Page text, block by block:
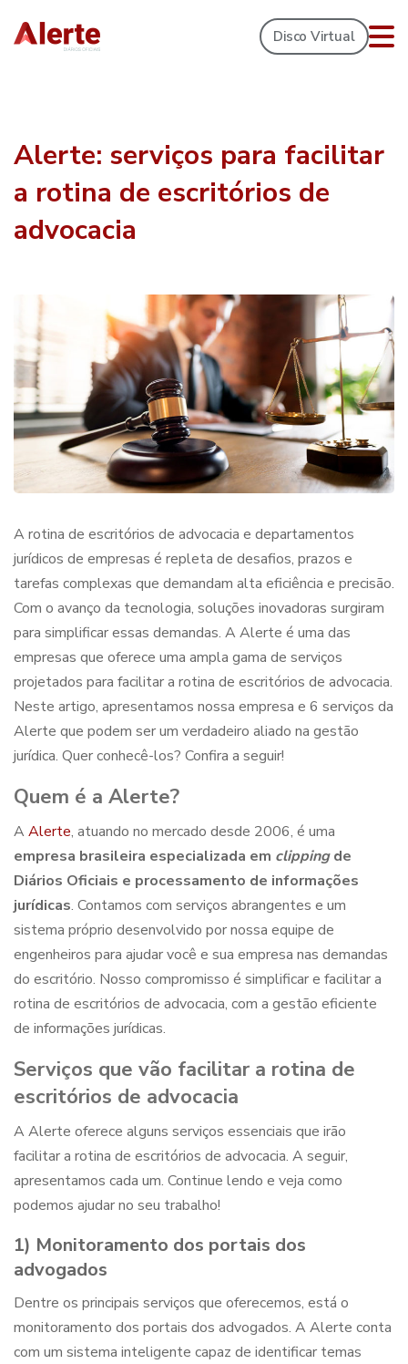
Disco Virtual
Alerte: serviços para facilitar
a rotina de escritórios de
advocacia
A rotina de escritórios de advocacia e departamentos
jurídicos de empresas é repleta de desafios, prazos e
tarefas complexas que demandam alta eficiência e precisão.
Com o avanço da tecnologia, soluções inovadoras surgiram
para simplificar essas demandas. A Alerte é uma das
empresas que oferece uma ampla gama de serviços
projetados para facilitar a rotina de escritórios de advocacia.
Neste artigo, apresentamos nossa empresa e 6 serviços da
Alerte que podem ser um verdadeiro aliado na gestão
jurídica. Quer conhecê-los? Confira a seguir!
Quem é a Alerte?
AAlerte, atuando no mercado desde 2006, é uma
empresa brasileira especializada em clipping de
Diários Oficiais e processamento de informações
jurídicas. Contamos com serviços abrangentes e um
sistema próprio desenvolvido por nossa equipe de
engenheiros para ajudar você e sua empresa nas demandas
do escritório. Nosso compromisso é simplificar e facilitar a
rotina de escritórios de advocacia, com a gestão eficiente
de informações jurídicas.
Serviços que vão facilitar a rotina de
escritórios de advocacia
A Alerte oferece alguns serviços essenciais que irão
facilitar a rotina de escritórios de advocacia. A seguir,
apresentamos cada um. Continue lendo e veja como
podemos ajudar no seu trabalho!
1) Monitoramento dos portais dos
advogados
Dentre os principais serviços que oferecemos, está o
monitoramento dos portais dos advogados. A Alerte conta
com um sistema inteligente capaz de identificar temas